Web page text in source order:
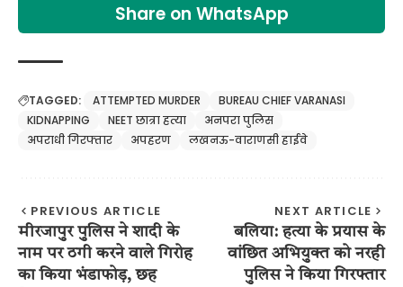
Share on WhatsApp
TAGGED: ATTEMPTED MURDER
BUREAU CHIEF VARANASI
KIDNAPPING
NEET छात्रा हत्या
अनपरा पुलिस
अपराधी गिरफ्तार
अपहरण लखनऊ-वाराणसी हाईवे
PREVIOUS ARTICLE
मीरजापुर पुलिस ने शादी के
नाम पर ठगी करने वाले गिरोह
का किया भंडाफोड़, छह
NEXT ARTICLE
बलिया: हत्या के प्रयास के
वांछित अभियुक्त को नरही
पुलिस ने किया गिरफ्तार